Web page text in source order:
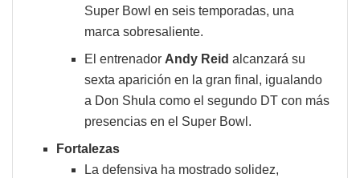
Super Bowl en seis temporadas, una
marca sobresaliente.
El entrenador Andy Reid alcanzará su
sexta aparición en la gran final, igualando
a Don Shula como el segundo DT con más
presencias en el Super Bowl.
Fortalezas
La defensiva ha mostrado solidez,